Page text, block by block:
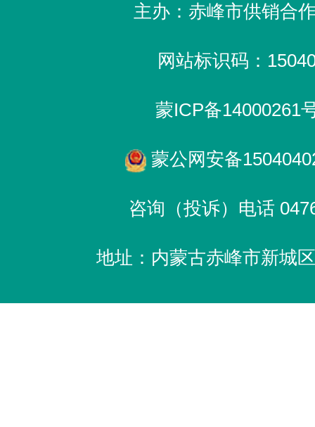
主办：赤峰市供销合
网站标识码：
蒙ICP备14000261
蒙公网安备
咨询（投诉）电话
地址：内蒙古赤峰市新城